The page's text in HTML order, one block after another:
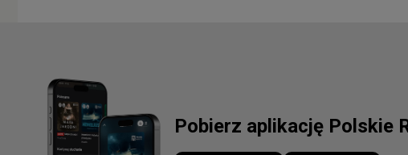
Pobierz aplikację Polskie